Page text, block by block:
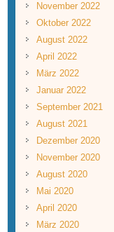
November 2022
Oktober 2022
August 2022
April 2022
März 2022
Januar 2022
September 2021
August 2021
Dezember 2020
November 2020
August 2020
Mai 2020
April 2020
März 2020